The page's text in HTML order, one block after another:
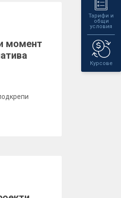
Тарифи и
общи
условия
Курсове
момент